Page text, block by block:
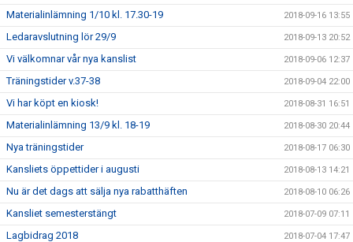
Materialinlämning 1/10 kl. 17.30-19 2018-09-16 13:55
Ledaravslutning lör 29/9 2018-09-13 20:52
Vi välkomnar vår nya kanslist 2018-09-06 12:37
Träningstider v.37-38 2018-09-04 22:00
Vi har köpt en kiosk! 2018-08-31 16:51
Materialinlämning 13/9 kl. 18-19 2018-08-30 20:44
Nya träningstider 2018-08-17 06:30
Kansliets öppettider i augusti 2018-08-13 14:21
Nu är det dags att sälja nya rabatthäften 2018-08-10 06:26
Kansliet semesterstängt 2018-07-09 07:11
Lagbidrag 2018 2018-07-04 17:47